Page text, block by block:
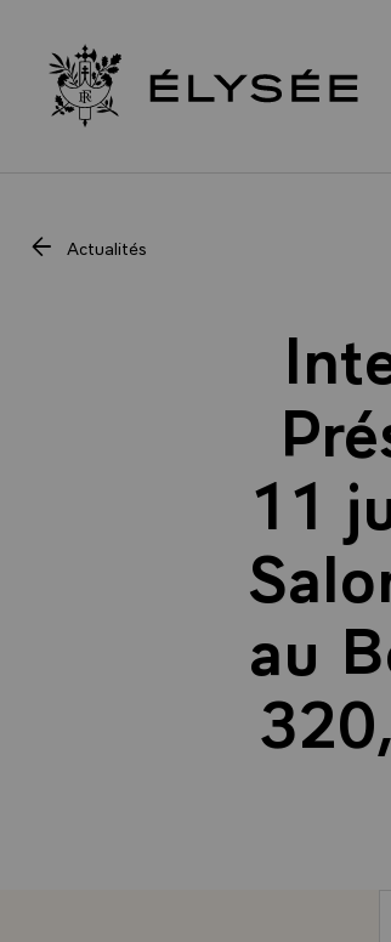
Retour à l’accueil Élysée
Actualités
11
au